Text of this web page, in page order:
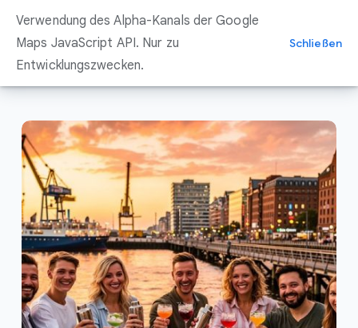
Inhalt
springen
Verwendung des Alpha-Kanals der Google
Maps JavaScript API. Nur zu
Entwicklungszwecken.
Schließen